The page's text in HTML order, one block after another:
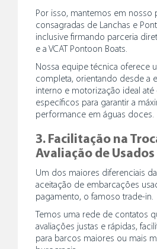
Por isso, mantemos em nosso
consagradas de Lanchas e
inclusive firmando parceria
e a VCAT Pontoon Boats.
Nossa equipe técnica oferece
completa, orientando desde a
interno e motorização ideal
específicos para garantir a
performance em águas doces.
3. Facilitação na
Avaliação de Usados
Um dos maiores diferenciais da
aceitação de embarcações
pagamento, o famoso trade-in.
Temos uma rede de contatos
avaliações justas e rápidas,
para barcos maiores ou mais